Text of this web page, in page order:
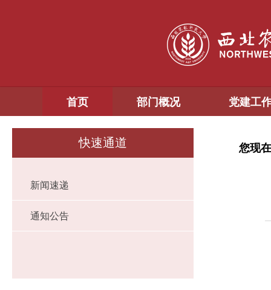
首页 部门概况 党建工
快速通道
新闻速递
通知公告
您现